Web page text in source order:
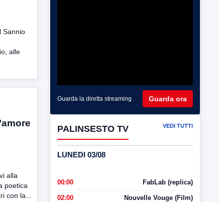
Sannio
alle
alla
poetica
con la...
Guarda la diretta streaming Guarda ora
PALINSESTO TV VEDI TUTTI
LUNEDI 03/08
00:00 FabLab (replica)
02:00 Nouvelle Vouge (Film)